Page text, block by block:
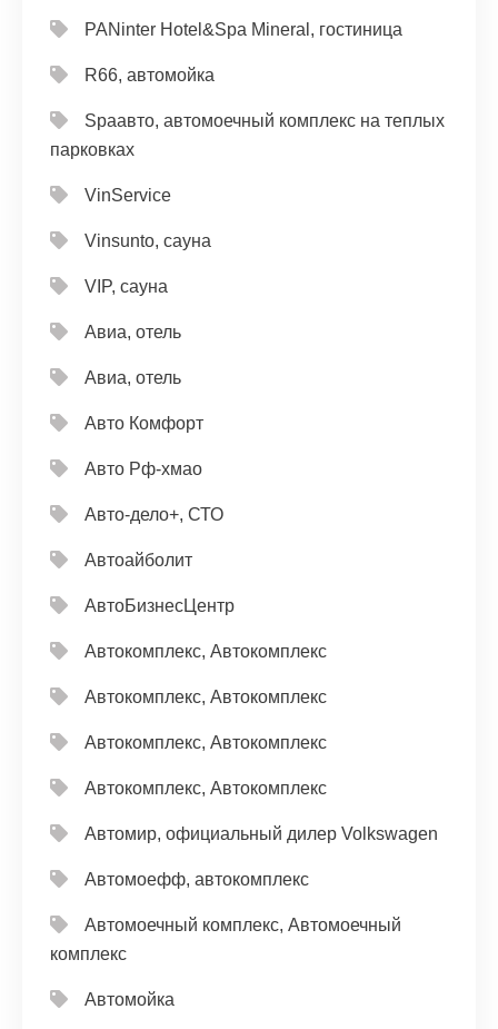
PANinter Hotel&Spa Mineral, гостиница
R66, автомойка
Spaавто, автомоечный комплекс на теплых
парковках
VinService
Vinsunto, сауна
VIP, сауна
Авиа, отель
Авиа, отель
Авто Комфорт
Авто Рф-хмао
Авто-дело+, СТО
Автоайболит
АвтоБизнесЦентр
Автокомплекс, Автокомплекс
Автокомплекс, Автокомплекс
Автокомплекс, Автокомплекс
Автокомплекс, Автокомплекс
Автомир, официальный дилер Volkswagen
Автомоефф, автокомплекс
Автомоечный комплекс, Автомоечный
комплекс
Автомойка